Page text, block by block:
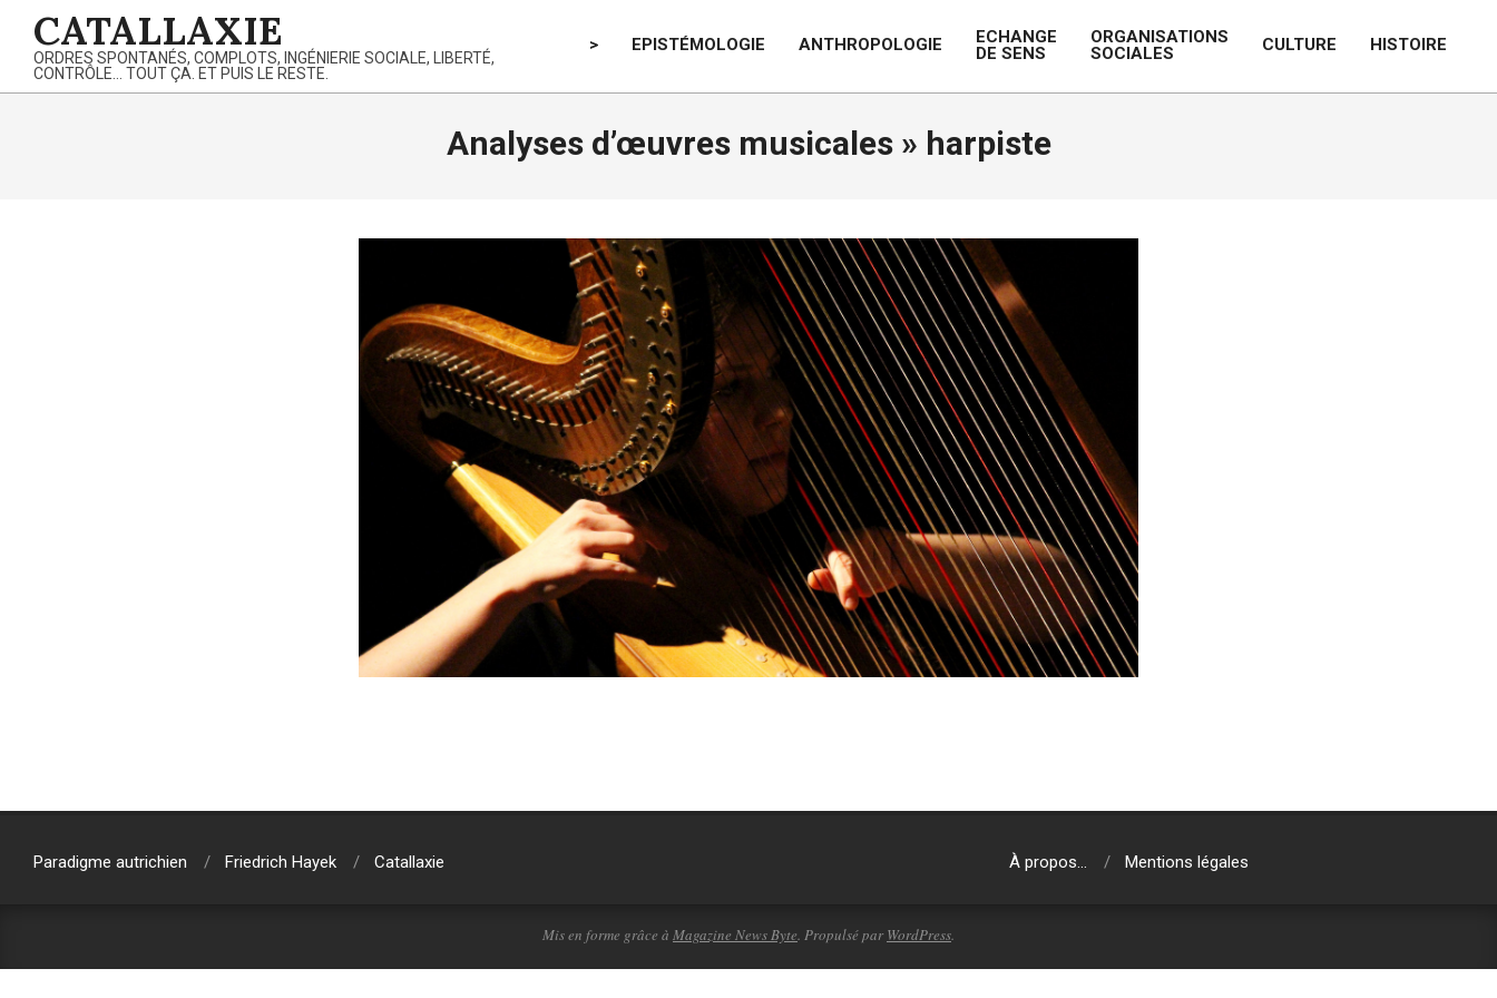
content
CATALLAXIE
ORDRES SPONTANÉS, COMPLOTS, INGÉNIERIE SOCIALE, LIBERTÉ,
CONTRÔLE… TOUT ÇA. ET PUIS LE RESTE.
> EPISTÉMOLOGIE ANTHROPOLOGIE
ECHANGE
DE SENS
ORGANISATIONS
SOCIALES
CULTURE HISTOIRE
Analyses d’œuvres musicales » harpiste
05-
Paradigme autrichien
Friedrich Hayek Catallaxie À propos… Mentions légales
Mis en forme grâce à Magazine News Byte. Propulsé par WordPress.